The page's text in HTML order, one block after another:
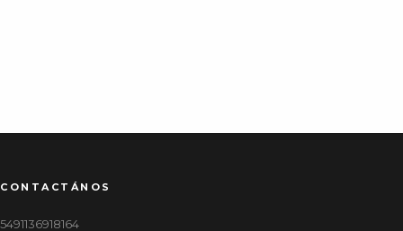
CONTACTÁNOS
5491136918164